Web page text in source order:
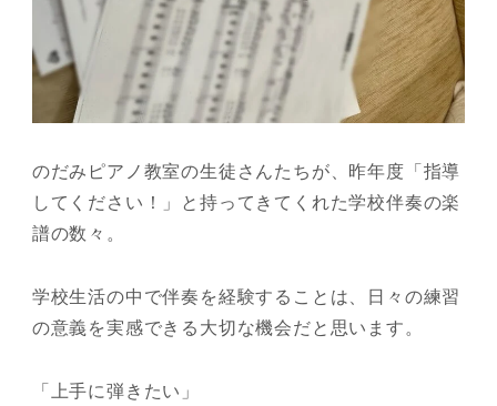
のだみピアノ教室の生徒さんたちが、昨年度「指導
してください！」と持ってきてくれた学校伴奏の楽
譜の数々。
学校生活の中で伴奏を経験することは、日々の練習
の意義を実感できる大切な機会だと思います。
「上手に弾きたい」